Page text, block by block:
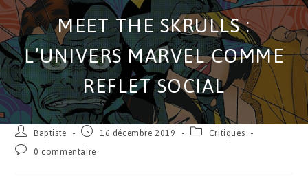
MEET THE SKRULLS :
L’UNIVERS MARVEL COMME
REFLET SOCIAL
Baptiste 16 décembre 2019
Critiques
0 commentaire